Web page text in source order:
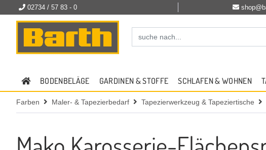
02734 / 57 83 - 0
BODENBELÄGE GARDINEN & STOFFE SCHLAFEN & WOHNEN
Farben Maler- & Tapezierbedarf Tapezierwerkzeug & Tapeziertische